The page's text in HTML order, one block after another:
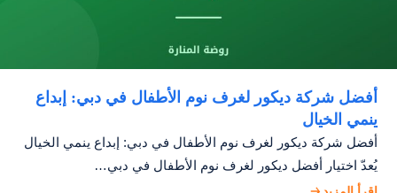
أفضل شركة ديكور لغرف نوم الأطفال في دبي: إبداع
ينمي الخيال
أفضل شركة ديكور لغرف نوم الأطفال في دبي: إبداع ينمي الخيال
يُعدّ اختيار أفضل ديكور لغرف نوم الأطفال في دبي…